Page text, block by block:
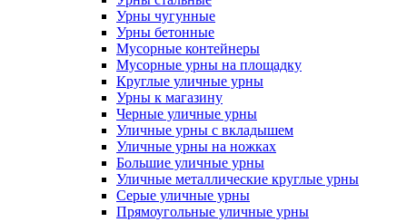
Урны чугунные
Урны бетонные
Мусорные контейнеры
Мусорные урны на площадку
Круглые уличные урны
Урны к магазину
Черные уличные урны
Уличные урны с вкладышем
Уличные урны на ножках
Большие уличные урны
Уличные металлические круглые урны
Серые уличные урны
Прямоугольные уличные урны